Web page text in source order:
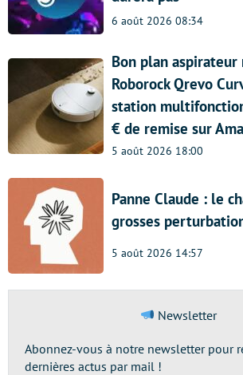
6 août 2026 08:34
Bon plan
Roborock Qrevo
station
€ de remise sur
5 août 2026 18:00
Panne Claude : le
grosses
5 août 2026 14:57
Newsletter
Abonnez-vous à notre newsletter pour
dernières actus par mail !